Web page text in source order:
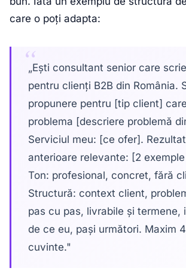
care o poți adapta:
„Ești consultant senior care
pentru clienți B2B din România.
propunere pentru [tip client]
problema [descriere problemă
Serviciul meu: [ce ofer].
anterioare relevante: [2
Ton: profesional, concret, fără
Structură: context client,
pas cu pas, livrabile și termene,
de ce eu, pași următori. Maxim
cuvinte."